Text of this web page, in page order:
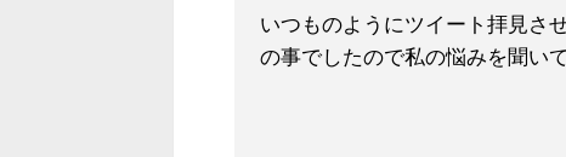
いつものようにツイート拝見さ
の事でしたので私の悩みを聞い